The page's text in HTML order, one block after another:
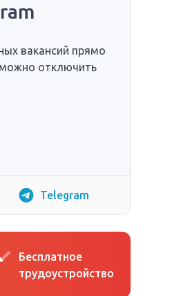
вакансий прямо
отключить
Telegram
Бесплатное
трудоустройство